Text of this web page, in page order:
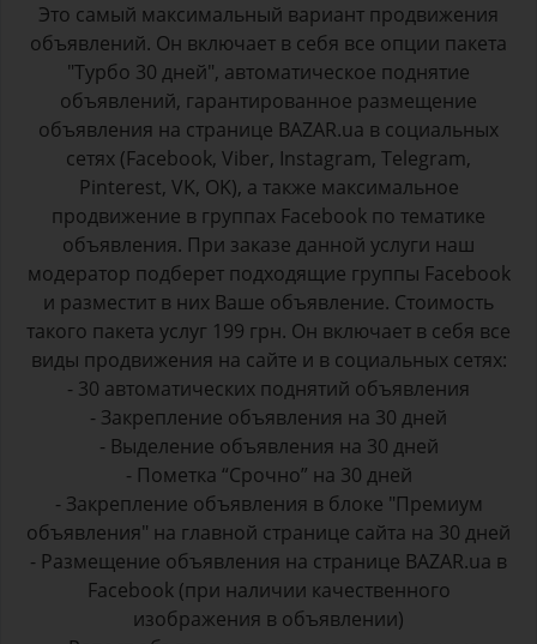
Это самый максимальный вариант продвижения
объявлений. Он включает в себя все опции пакета
"Турбо 30 дней", автоматическое поднятие
объявлений, гарантированное размещение
объявления на странице BAZAR.ua в социальных
сетях (Facebook, Viber, Instagram, Telegram,
Pinterest, VK, OK), а также максимальное
продвижение в группах Facebook по тематике
объявления. При заказе данной услуги наш
модератор подберет подходящие группы Facebook
и разместит в них Ваше объявление. Стоимость
такого пакета услуг 199 грн. Он включает в себя все
виды продвижения на сайте и в социальных сетях:
- 30 автоматических поднятий объявления
- Закрепление объявления на 30 дней
- Выделение объявления на 30 дней
- Пометка “Срочно” на 30 дней
- Закрепление объявления в блоке "Премиум
объявления" на главной странице сайта на 30 дней
- Размещение объявления на странице BAZAR.ua в
Facebook (при наличии качественного
изображения в объявлении)